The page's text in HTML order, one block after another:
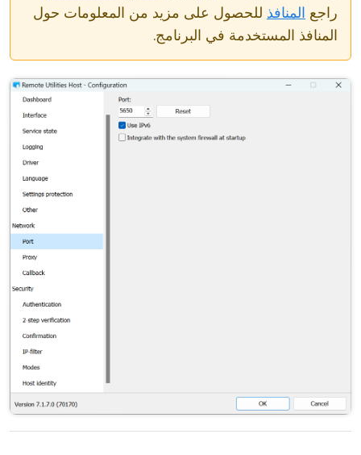
راجع المنافذ للحصول على مزيد من المعلومات حول
المنافذ المستخدمة في البرنامج.